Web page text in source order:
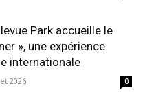
Park accueille le
», une expérience
internationale
2026 0